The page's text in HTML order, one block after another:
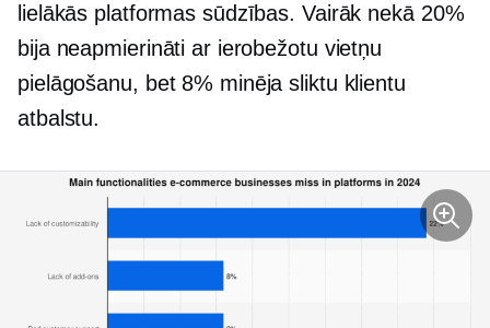
lielākās platformas sūdzības. Vairāk nekā 20%
bija neapmierināti ar ierobežotu vietņu
pielāgošanu, bet 8% minēja sliktu klientu
atbalstu.